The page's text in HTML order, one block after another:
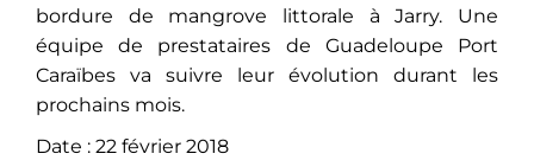
bordure de mangrove littorale à Jarry. Une
équipe de prestataires de Guadeloupe Port
Caraïbes va suivre leur évolution durant les
prochains mois.
Date : 22 février 2018